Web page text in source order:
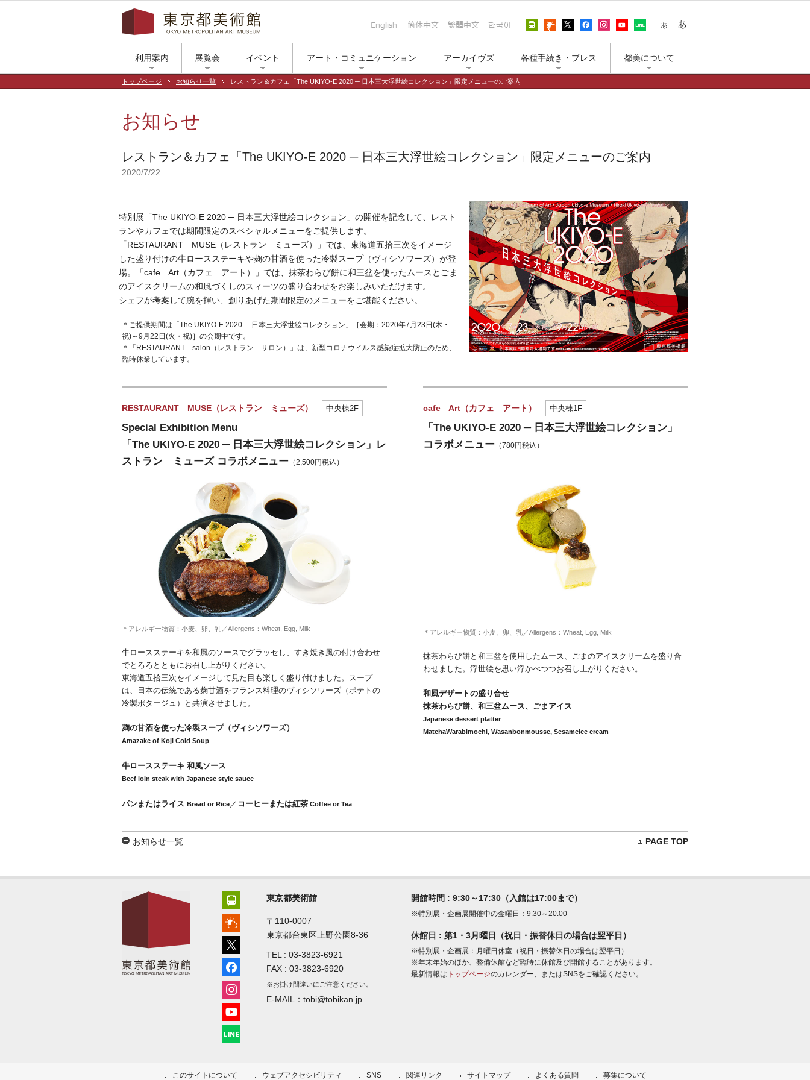
English 简体中文 繁體中文 한국어 アクセス上野公園の天気
エックス（旧ツイッター）
フェイスブック
インスタグラム
ユーチューブ
LINE 小さな文字
利用案内 展覧会 イベント アート・コミュニケーション アーカイヴズ 各種手続き・プレス 都美について
トップページ お知らせ一覧 レストラン＆カフェ「The UKIYO-E 2020 ─ 日本三大浮世絵コレクション」限定メニューのご案内
お知らせ
レストラン＆カフェ「The UKIYO-E 2020 ─ 日本三大浮世絵コレクション」限定メニューのご案内
2020/7/22
特別展「The UKIYO-E 2020 ─ 日本三大浮世絵コレクション」の開催を記念して、レスト
ランやカフェでは期間限定のスペシャルメニューをご提供します。
「RESTAURANT MUSE（レストラン ミューズ）」では、東海道五拾三次をイメージ
した盛り付けの牛ロースステーキや麹の甘酒を使った冷製スープ（ヴィシソワーズ）が登
場。「cafe Art（カフェ アート）」では、抹茶わらび餅に和三盆を使ったムースとごま
のアイスクリームの和風づくしのスィーツの盛り合わせをお楽しみいただけます。
シェフが考案して腕を揮い、創りあげた期間限定のメニューをご堪能ください。
＊ご提供期間は「The UKIYO-E 2020 ─ 日本三大浮世絵コレクション」［会期：2020年7月23日(木・
祝)～9月22日(火・祝)］の会期中です。
＊「RESTAURANT salon（レストラン サロン）」は、新型コロナウイルス感染症拡大防止のため、
臨時休業しています。
RESTAURANT MUSE（レストラン ミューズ） 中央棟2F
Special Exhibition Menu
「The UKIYO-E 2020 ─ 日本三大浮世絵コレクション」レ
ストラン ミューズ コラボメニュー （2,500円税込）
＊アレルギー物質：小麦、卵、乳／Allergens：Wheat, Egg, Milk
牛ロースステーキを和風のソースでグラッセし、すき焼き風の付け合わせ
でとろろとともにお召し上がりください。
東海道五拾三次をイメージして見た目も楽しく盛り付けました。スープ
は、日本の伝統である麹甘酒をフランス料理のヴィシソワーズ（ポテトの
冷製ポタージュ）と共演させました。
麹の甘酒を使った冷製スープ（ヴィシソワーズ）
Amazake of Koji Cold Soup
牛ロースステーキ 和風ソース
Beef loin steak with Japanese style sauce
パンまたはライス Bread or Rice ／ コーヒーまたは紅茶 Coffee or Tea
cafe Art（カフェ アート） 中央棟1F
「The UKIYO-E 2020 ─ 日本三大浮世絵コレクション」
コラボメニュー （780円税込）
＊アレルギー物質：小麦、卵、乳／Allergens：Wheat, Egg, Milk
抹茶わらび餅と和三盆を使用したムース、ごまのアイスクリームを盛り合
わせました。浮世絵を思い浮かべつつお召し上がりください。
和風デザートの盛り合せ
抹茶わらび餅、和三盆ムース、ごまアイス
Japanese dessert platter
MatchaWarabimochi, Wasanbonmousse, Sesameice cream
お知らせ一覧 PAGE TOP
東京都美術館
〒110-0007
東京都台東区上野公園8-36
TEL : 03-3823-6921
FAX : 03-3823-6920
※お掛け間違いにご注意ください。
E-MAIL：tobi@tobikan.jp
開館時間 : 9:30～17:30（入館は17:00まで）
※特別展・企画展開催中の金曜日：9:30～20:00
休館日 : 第1・3月曜日（祝日・振替休日の場合は翌平日）
※特別展・企画展：月曜日休室（祝日・振替休日の場合は翌平日）
※年末年始のほか、整備休館など臨時に休館及び開館することがあります。
最新情報は トップページのカレンダー、またはSNSをご確認ください。
このサイトについて ウェブアクセシビリティ SNS 関連リンク サイトマップ よくある質問 募集について